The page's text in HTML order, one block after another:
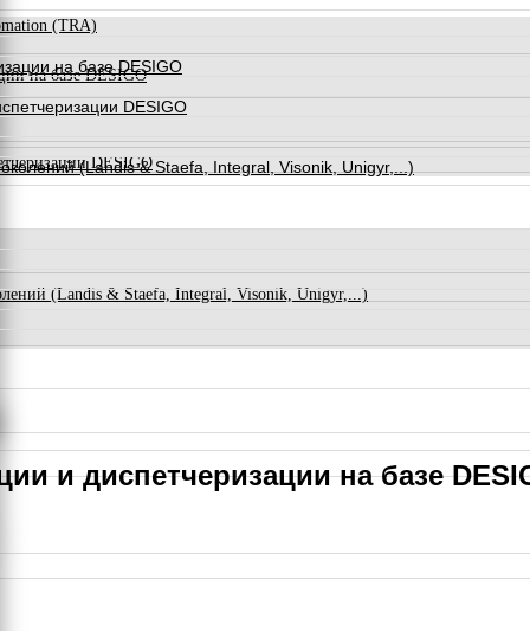
на базе DESIGO
DESIGO
(Landis & Staefa, Integral, Visonik, Unigyr,...)
(TRA)
на базе DESIGO
DESIGO
(Landis & Staefa, Integral, Visonik, Unigyr,...)
и диспетчеризации на базе